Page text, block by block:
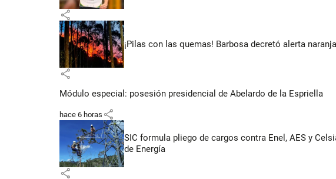
share
¡Pilas con las quemas! Barbosa decretó alerta
share
Módulo especial: posesión presidencial de Abelardo de la Espriella
hace 6 horas share
SIC formula pliego de cargos contra Enel, AES y
de Energía
share